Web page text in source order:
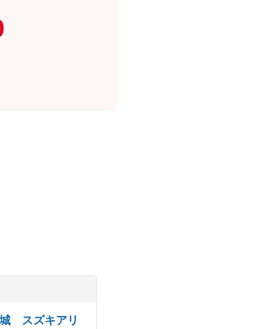
城 スズキアリ